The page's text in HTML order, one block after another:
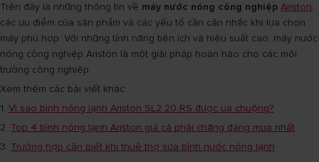
Trên đây là những thông tin về máy nước nóng công nghiệp Ariston,
các ưu điểm của sản phẩm và các yếu tố cần cân nhắc khi lựa chọn
máy phù hợp. Với những tính năng tiện ích và hiệu suất cao, máy nước
nóng công nghiệp Ariston là một giải pháp hoàn hảo cho các môi
trường công nghiệp.
Xem thêm các bài viết khác:
1. Vì sao bình nóng lạnh Ariston SL2 20 RS được ưa chuộng?
2. Top 4 bình nóng lạnh Ariston giá cả phải chăng đáng mua nhất
3. Trường hợp cần biết khi thuê thợ sửa bình nước nóng lạnh